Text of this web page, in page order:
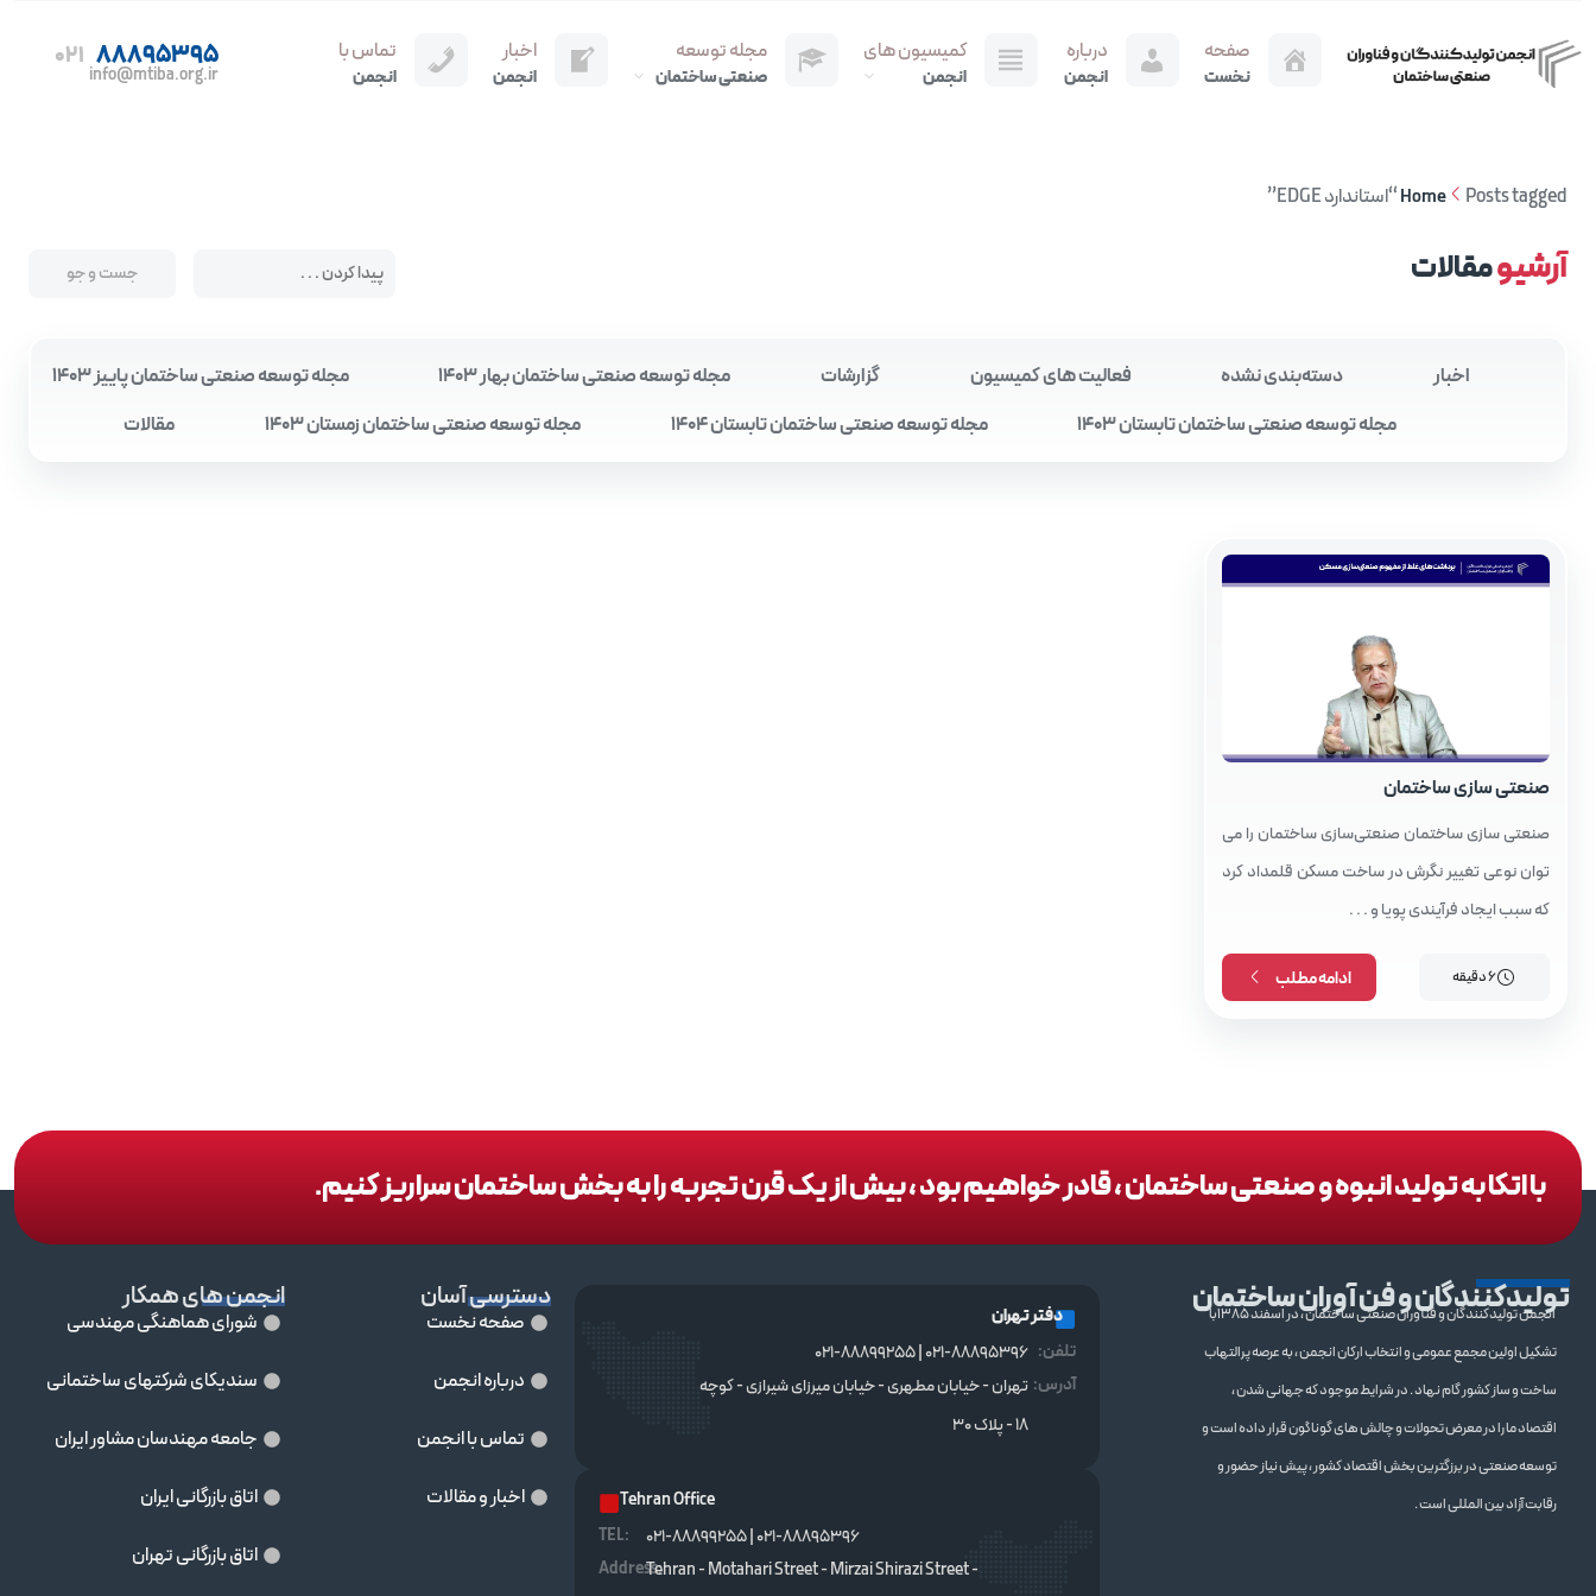
صفحه
نخست
درباره
انجمن
کمیسیون های
انجمن
مجله توسعه
صنعتی ساختمان
اخبار
انجمن
تماس با
انجمن
021 88895395
info@mtiba.org.ir
Home Posts tagged “استاندارد EDGE”
آرشیومقالات
اخبار دسته‌بندی نشده فعالیت های کمیسیون گزارشات مجله توسعه صنعتی ساختمان بهار 1403
مجله توسعه صنعتی ساختمان پاییز 1403
مجله توسعه صنعتی ساختمان تابستان 1403
مجله توسعه صنعتی ساختمان تابستان 1404 مجله توسعه صنعتی ساختمان زمستان 1403 مقالات
صنعتی‌ سازی ساختمان‌
صنعتی‌ سازی ساختمان‌ صنعتی‌سازی ساختمان‌ را می‌
توان نوعی تغییر نگرش در ساخت مسکن قلمداد کرد
که سبب ایجاد فرآیندی پویا و . . .
6 دقیقه ادامه مطلب
با اتکا به تولید انبوه و صنعتی ساختمان ، قادر خواهیم بود ، بیش از یک قرن تجربه را به بخش ساختمان سراریز کنیم.
تولیدکنندگان و فن آوران ساختمان
انجمن تولیدکنندگان و فنآوران صنعتی ساختمان ، در اسفند 1385با
تشکیل اولین مجمع عمومی و انتخاب ارکان انجمن ، به عرصه پرالتهاب
ساخت و ساز کشور گام نهاد . در شرایط موجود که جهانی شدن ،
اقتصاد ما را در معرض تحولات و چالش های گوناگون قرار داده است و
توسعه صنعتی در برزگترین بخش اقتصاد کشور ، پیش نیاز حضور و
رقابت آزاد بین المللی است .
دفتر تهران
تلفن: 021-88895396 | 021-88899255
آدرس: تهران - خیابان مطهری - خیابان میرزای شیرازی - کوچه
۱۸ - پلاک ۳۰
Tehran Office
TEL :
021-88895396 | 021-88899255
Address:Tehran - Motahari Street - Mirzai Shirazi Street -
دسترسی آسان
صفحه نخست
درباره انجمن
تماس با انجمن
اخبار و مقالات
انجمن های همکار
شورای هماهنگی مهندسی
سندیکای شرکتهای ساختمانی
جامعه مهندسان مشاور ايران
اتاق بازرگانی ایران
اتاق بازرگانی تهران